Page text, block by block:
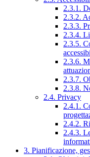
2.3.1.
2.3.2.
2.3.3.
2.3.4.
2.3.5.
2.3.6.
2.3.7.
2.3.8.
2.4. Privacy
2.4.1.
2.4.2.
2.4.3.
3. Pianificazione,